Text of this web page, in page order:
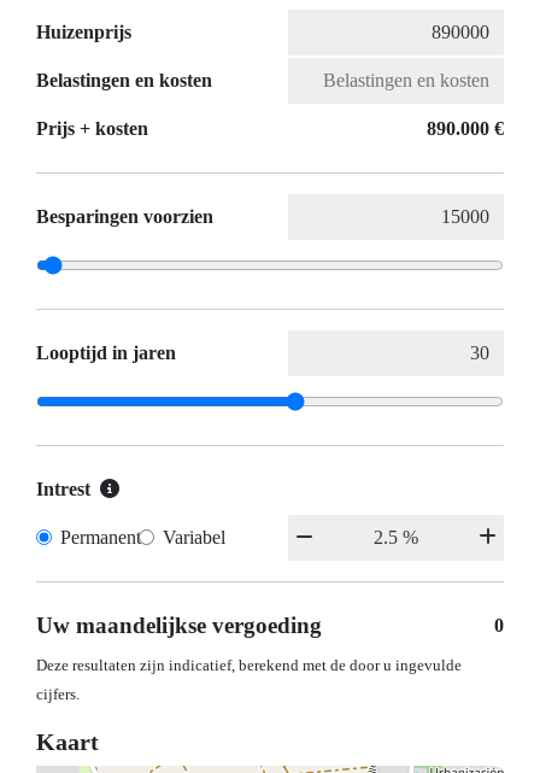
Huizenprijs
Belastingen en kosten
Prijs + kosten 890.000 €
Besparingen voorzien
Looptijd in jaren
Intrest
Permanent Variabel
Uw maandelijkse vergoeding 0
Deze resultaten zijn indicatief, berekend met de door u ingevulde
cijfers.
Kaart